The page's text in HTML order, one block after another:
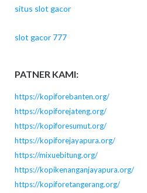
situs slot gacor
slot gacor 777
PATNER KAMI:
https://kopiforebanten.org/
https://kopiforejateng.org/
https://kopiforesumut.org/
https://kopiforejayapura.org/
https://mixuebitung.org/
https://kopikenanganjayapura.org/
https://kopiforetangerang.org/